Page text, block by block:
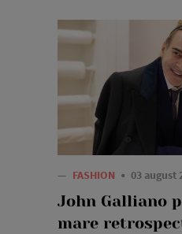
— FASHION 03 august
John Galliano
mare